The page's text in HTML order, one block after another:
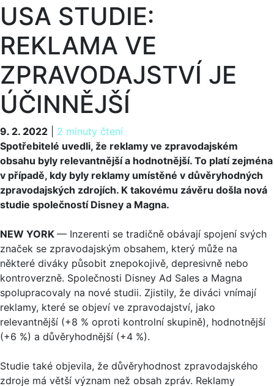
USA STUDIE:
REKLAMA VE
ZPRAVODAJSTVÍ JE
ÚČINNĚJŠÍ
9. 2. 2022 2 minuty čtení
9. 2. 2022
Spotřebitelé uvedli, že reklamy ve zpravodajském
obsahu byly relevantnější a hodnotnější. To platí zejména
v případě, kdy byly reklamy umístěné v důvěryhodných
zpravodajských zdrojích. K takovému závěru došla nová
studie společností Disney a Magna.
NEW YORK — Inzerenti se tradičně obávají spojení svých
značek se zpravodajským obsahem, který může na
některé diváky působit znepokojivě, depresivně nebo
kontroverzně. Společnosti Disney Ad Sales a Magna
spolupracovaly na nové studii. Zjistily, že diváci vnímají
reklamy, které se objeví ve zpravodajství, jako
relevantnější (+8 % oproti kontrolní skupině), hodnotnější
(+6 %) a důvěryhodnější (+4 %).
Studie také objevila, že důvěryhodnost zpravodajského
zdroje má větší význam než obsah zpráv. Reklamy